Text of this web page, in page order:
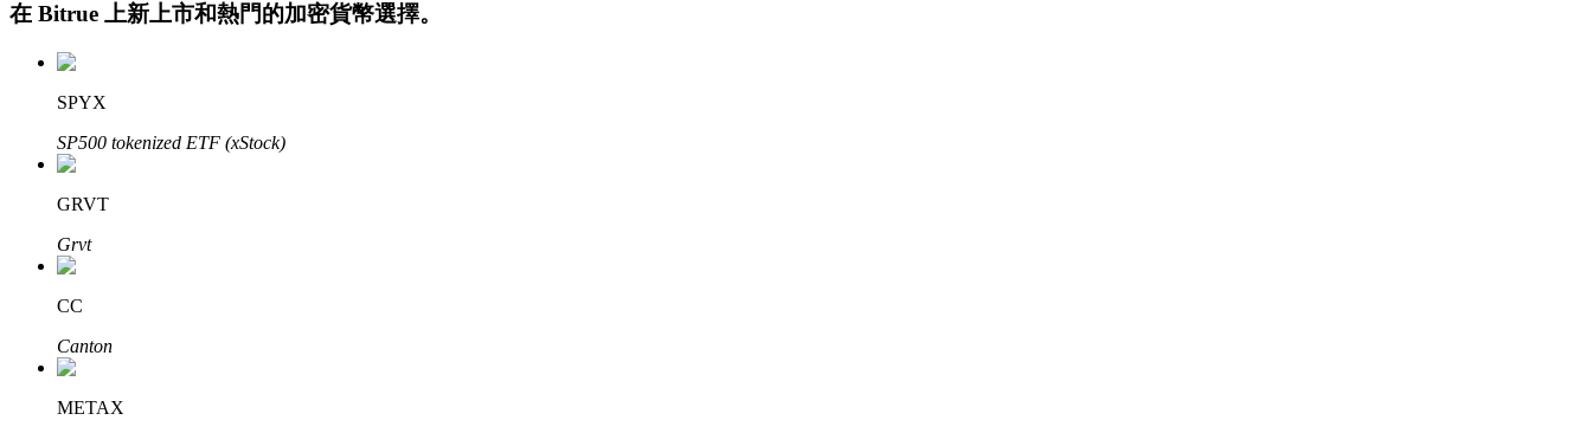
借貸寶
借貸數字貨幣，及時且安全的服務
在 Bitrue 上新上市和熱門的加密貨幣選擇。
SPYX
SP500 tokenized ETF (xStock)
GRVT
Grvt
CC
Canton
METAX